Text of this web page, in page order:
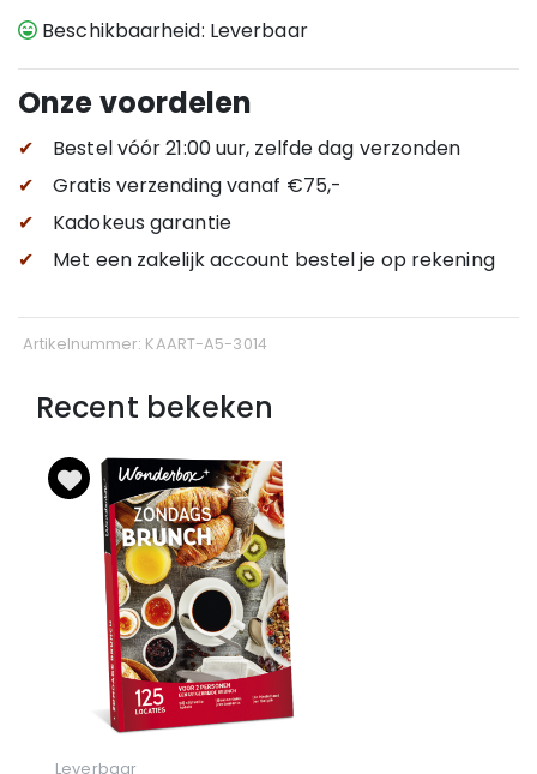
Beschikbaarheid: Leverbaar
Onze voordelen
✔
Bestel vóór 21:00 uur, zelfde dag verzonden
✔
Gratis verzendingvanaf €75,-
✔
Kadokeus garantie
✔
Met een zakelijk account bestel je op rekening
Artikelnummer: KAART-A5-3014
Recent bekeken
Leverbaar